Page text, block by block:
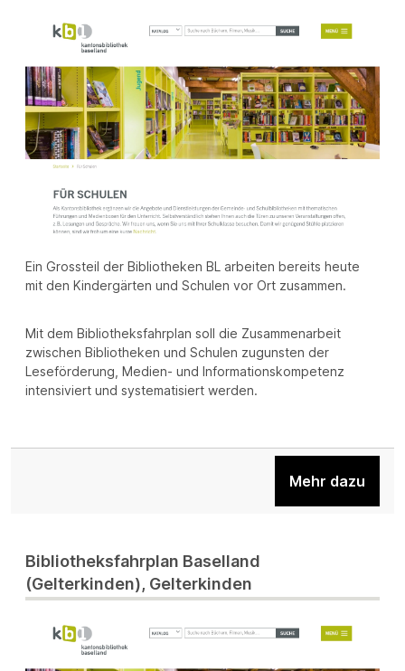
Ein Grossteil der Bibliotheken BL arbeiten bereits heute
mit den Kindergärten und Schulen vor Ort zusammen.
Mit dem Bibliotheksfahrplan soll die Zusammenarbeit
zwischen Bibliotheken und Schulen zugunsten der
Leseförderung, Medien- und Informationskompetenz
intensiviert und systematisiert werden.
Mehr dazu
Bibliotheksfahrplan Baselland
(Gelterkinden), Gelterkinden